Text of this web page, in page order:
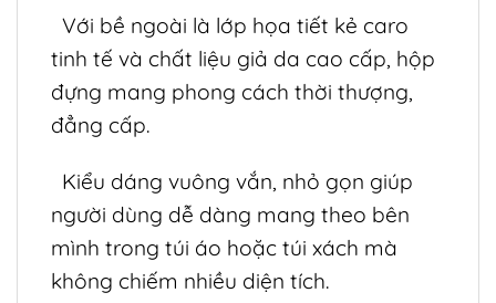
Với bề ngoài là lớp họa tiết kẻ caro
tinh tế và chất liệu giả da cao cấp, hộp
đựng mang phong cách thời thượng,
đẳng cấp.
Kiểu dáng vuông vắn, nhỏ gọn giúp
người dùng dễ dàng mang theo bên
mình trong túi áo hoặc túi xách mà
không chiếm nhiều diện tích.